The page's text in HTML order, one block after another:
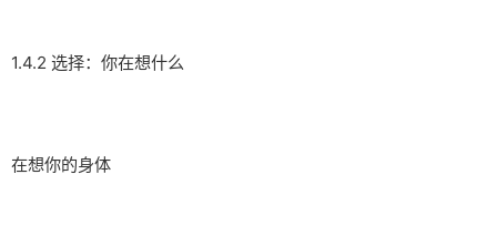
1.4.2 选择：你在想什么
在想你的身体